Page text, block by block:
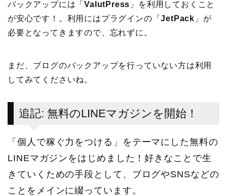
バックアップには「ValutPress 」を利用しておくこと
が安心です！。利用にはプラグインの「JetPack 」が
必要となってきますので、忘れずに。
まだ、ブログのバックアップを行っていない方は利用
してみてくださいね。
追記: 無料のLINEマガジンを開始！
「個人で稼ぐ力をつける」をテーマにした無料の
LINEマガジンをはじめました！好きなことで生
きていくための手段として、ブログやSNSなどの
ことをメインに綴っています。